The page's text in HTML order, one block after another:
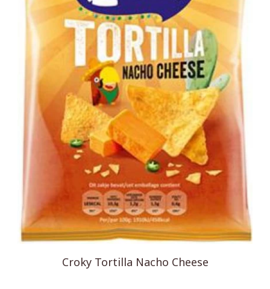
Croky Tortilla Nacho Cheese